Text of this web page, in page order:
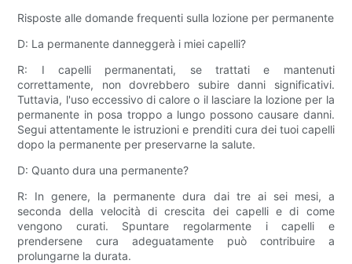
Risposte alle domande frequenti sulla lozione per permanente
D: La permanente danneggerà i miei capelli?
R: I capelli permanentati, se trattati e mantenuti
correttamente, non dovrebbero subire danni significativi.
Tuttavia, l'uso eccessivo di calore o il lasciare la lozione per la
permanente in posa troppo a lungo possono causare danni.
Segui attentamente le istruzioni e prenditi cura dei tuoi capelli
dopo la permanente per preservarne la salute.
D: Quanto dura una permanente?
R: In genere, la permanente dura dai tre ai sei mesi, a
seconda della velocità di crescita dei capelli e di come
vengono curati. Spuntare regolarmente i capelli e
prendersene cura adeguatamente può contribuire a
prolungarne la durata.